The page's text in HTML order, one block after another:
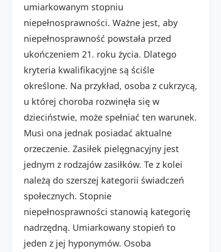
umiarkowanym stopniu
niepełnosprawności. Ważne jest, aby
niepełnosprawność powstała przed
ukończeniem 21. roku życia. Dlatego
kryteria kwalifikacyjne są ściśle
określone. Na przykład, osoba z cukrzycą,
u której choroba rozwinęła się w
dzieciństwie, może spełniać ten warunek.
Musi ona jednak posiadać aktualne
orzeczenie. Zasiłek pielęgnacyjny jest
jednym z rodzajów zasiłków. Te z kolei
należą do szerszej kategorii świadczeń
społecznych. Stopnie
niepełnosprawności stanowią kategorię
nadrzędną. Umiarkowany stopień to
jeden z jej hyponymów. Osoba